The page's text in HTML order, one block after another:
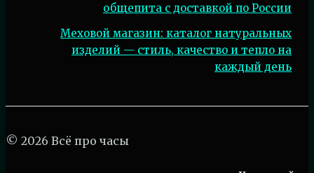
общепита с доставкой по России
Меховой магазин: каталог натуральных
изделий — стиль, качество и тепло на
каждый день
© 2026 Всё про часы